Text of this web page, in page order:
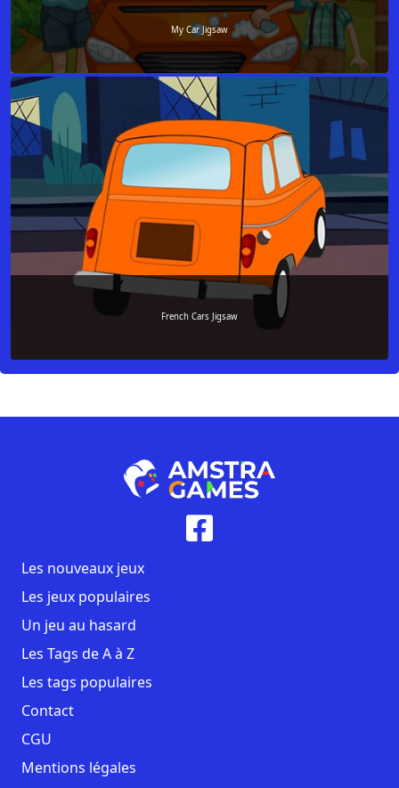
My Car Jigsaw
French Cars Jigsaw
Les nouveaux jeux
Les jeux populaires
Un jeu au hasard
Les Tags de A à Z
Les tags populaires
Contact
CGU
Mentions légales